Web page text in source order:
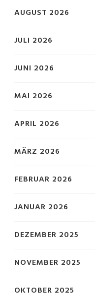
AUGUST 2026
JULI 2026
JUNI 2026
MAI 2026
APRIL 2026
MÄRZ 2026
FEBRUAR 2026
JANUAR 2026
DEZEMBER 2025
NOVEMBER 2025
OKTOBER 2025